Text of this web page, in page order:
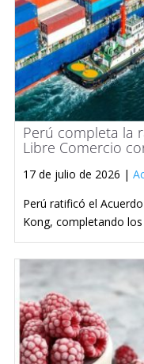
Perú completa la
Libre Comercio
17 de julio de 2026 |
Perú ratificó el
Kong, completando